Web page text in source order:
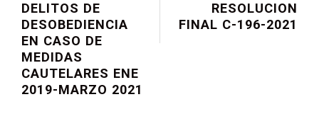
RESOLUCION
FINAL C-196-2021
DELITOS DE
DESOBEDIENCIA
EN CASO DE
MEDIDAS
CAUTELARES ENE
2019-MARZO 2021